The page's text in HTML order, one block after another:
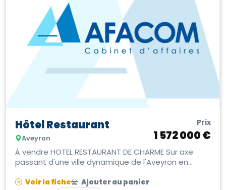
Hôtel Restaurant
Aveyron
Prix
1 572 000 €
À vendre HOTEL RESTAURANT DE CHARME Sur axe
passant d'une ville dynamique de l'Aveyron en
Voir la fiche Ajouter au panier